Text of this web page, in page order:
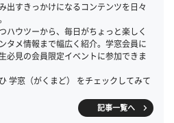
出すきっかけになるコンテンツを日々
ハウツーから、毎日がちょっと楽しく
タメ情報まで幅広く紹介。学窓会員に
必見の会員限定イベントに参加できま
学窓（がくまど） をチェックしてみて
記事一覧へ